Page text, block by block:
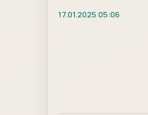
17.01.2025 05:06